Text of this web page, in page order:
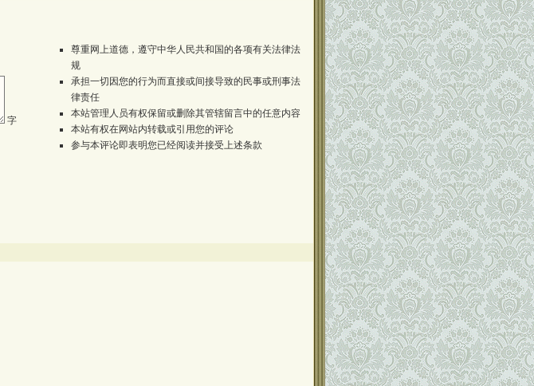
字
尊重网上道德，遵守中华人民共和国的各项有关法律法
规
承担一切因您的行为而直接或间接导致的民事或刑事法
律责任
本站管理人员有权保留或删除其管辖留言中的任意内容
本站有权在网站内转载或引用您的评论
参与本评论即表明您已经阅读并接受上述条款